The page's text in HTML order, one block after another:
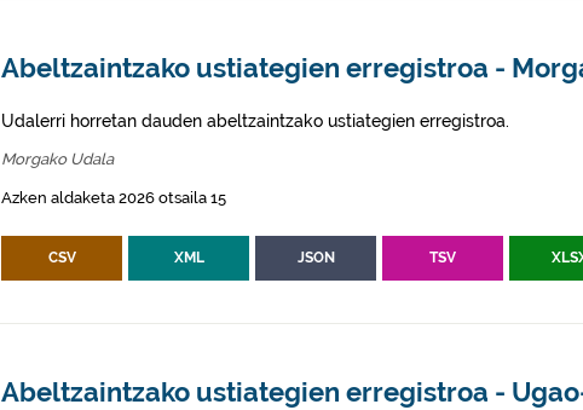
Abeltzaintzako ustiategien erregistroa -
Udalerri horretan dauden abeltzaintzako ustiategien erregistroa.
Morgako Udala
Azken aldaketa 2026 otsaila 15
CSV XML JSON TSV
Abeltzaintzako ustiategien erregistroa -